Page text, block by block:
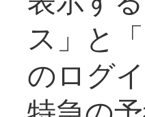
ス」と
のログ